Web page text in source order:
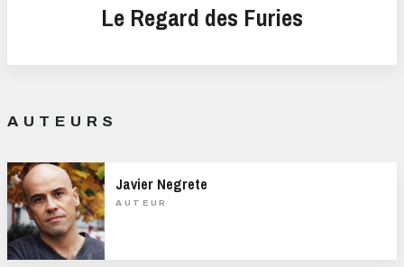
Le Regard des Furies
AUTEURS
Javier Negrete
AUTEUR